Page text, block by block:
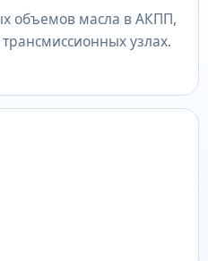
объемов масла в АКПП,
узлах.